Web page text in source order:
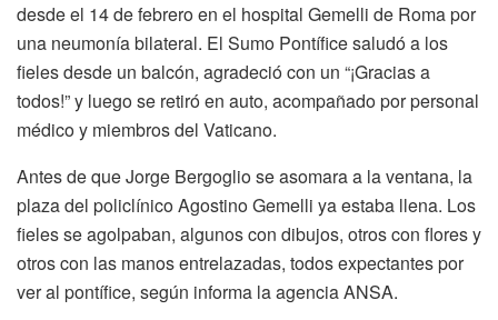
desde el 14 de febrero en el hospital Gemelli de Roma por
una neumonía bilateral. El Sumo Pontífice saludó a los
fieles desde un balcón, agradeció con un “¡Gracias a
todos!” y luego se retiró en auto, acompañado por personal
médico y miembros del Vaticano.
Antes de que Jorge Bergoglio se asomara a la ventana, la
plaza del policlínico Agostino Gemelli ya estaba llena. Los
fieles se agolpaban, algunos con dibujos, otros con flores y
otros con las manos entrelazadas, todos expectantes por
ver al pontífice, según informa la agencia ANSA.